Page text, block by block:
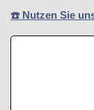
☎️ Nutzen Sie